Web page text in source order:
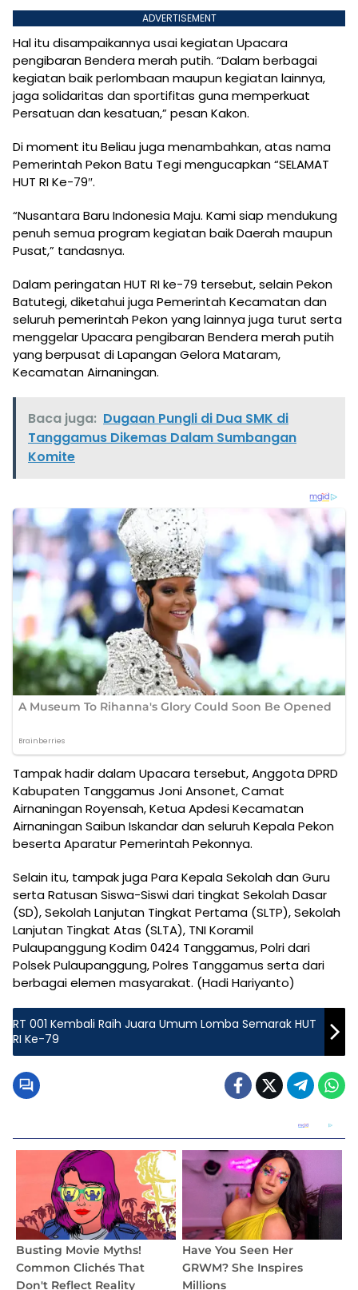
ADVERTISEMENT
Hal itu disampaikannya usai kegiatan Upacara
pengibaran Bendera merah putih. “Dalam berbagai
kegiatan baik perlombaan maupun kegiatan lainnya,
jaga solidaritas dan sportifitas guna memperkuat
Persatuan dan kesatuan,” pesan Kakon.
Di moment itu Beliau juga menambahkan, atas nama
Pemerintah Pekon Batu Tegi mengucapkan “SELAMAT
HUT RI Ke-79″.
“Nusantara Baru Indonesia Maju. Kami siap mendukung
penuh semua program kegiatan baik Daerah maupun
Pusat,” tandasnya.
Dalam peringatan HUT RI ke-79 tersebut, selain Pekon
Batutegi, diketahui juga Pemerintah Kecamatan dan
seluruh pemerintah Pekon yang lainnya juga turut serta
menggelar Upacara pengibaran Bendera merah putih
yang berpusat di Lapangan Gelora Mataram,
Kecamatan Airnaningan.
Baca juga: Dugaan Pungli di Dua SMK di
Tanggamus Dikemas Dalam Sumbangan
Komite
Tampak hadir dalam Upacara tersebut, Anggota DPRD
Kabupaten Tanggamus Joni Ansonet, Camat
Airnaningan Royensah, Ketua Apdesi Kecamatan
Airnaningan Saibun Iskandar dan seluruh Kepala Pekon
beserta Aparatur Pemerintah Pekonnya.
Selain itu, tampak juga Para Kepala Sekolah dan Guru
serta Ratusan Siswa-Siswi dari tingkat Sekolah Dasar
(SD), Sekolah Lanjutan Tingkat Pertama (SLTP), Sekolah
Lanjutan Tingkat Atas (SLTA), TNI Koramil
Pulaupanggung Kodim 0424 Tanggamus, Polri dari
Polsek Pulaupanggung, Polres Tanggamus serta dari
berbagai elemen masyarakat. (Hadi Hariyanto)
RT 001 Kembali Raih Juara Umum Lomba Semarak HUT
RI Ke-79